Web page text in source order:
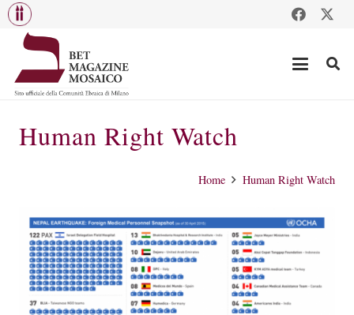
Human Right Watch
Home Human Right Watch